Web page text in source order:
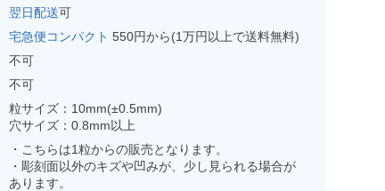
翌日配送可
宅急便コンパクト 550円から(1万円以上で送料無料)
不可
不可
粒サイズ：10mm(±0.5mm)
穴サイズ：0.8mm以上
・こちらは1粒からの販売となります。
・彫刻面以外のキズや凹みが、少し見られる場合が
あります。